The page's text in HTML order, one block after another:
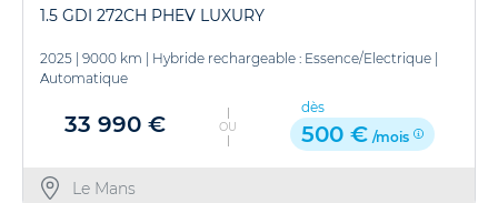
1.5 GDI 272CH PHEV LUXURY
2025 9000 km Hybride rechargeable : Essence/Electrique
Automatique
33 990 € OU
dès
500 € /mois
Le Mans